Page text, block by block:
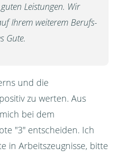
Leistungen. Wir
Ihrem weiterem Berufs-
Gute.
und die
zu werten. Aus
bei dem
"3" entscheiden. Ich
in Arbeitszeugnisse, bitte